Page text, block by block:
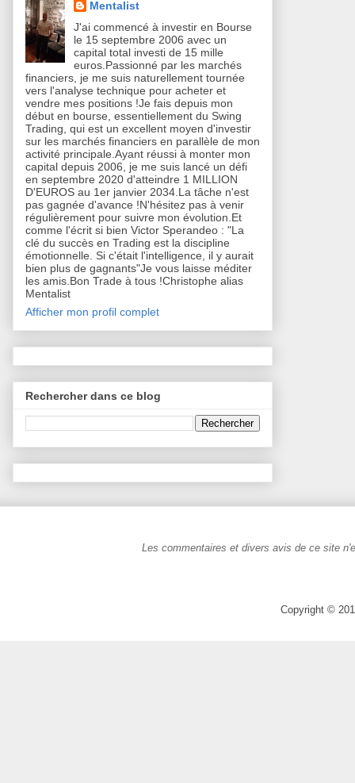
Mentalist
J'ai commencé à investir en Bourse
le 15 septembre 2006 avec un
capital total investi de 15 mille
euros.Passionné par les marchés
financiers, je me suis naturellement tournée
vers l'analyse technique pour acheter et
vendre mes positions !Je fais depuis mon
début en bourse, essentiellement du Swing
Trading, qui est un excellent moyen d'investir
sur les marchés financiers en parallèle de mon
activité principale.Ayant réussi à monter mon
capital depuis 2006, je me suis lancé un défi
en septembre 2020 d'atteindre 1 MILLION
D'EUROS au 1er janvier 2034.La tâche n'est
pas gagnée d'avance !N'hésitez pas à venir
régulièrement pour suivre mon évolution.Et
comme l'écrit si bien Victor Sperandeo : "La
clé du succès en Trading est la discipline
émotionnelle. Si c'était l'intelligence, il y aurait
bien plus de gagnants"Je vous laisse méditer
les amis.Bon Trade à tous !Christophe alias
Mentalist
Afficher mon profil complet
Rechercher dans ce blog
Les commentaires et divers avis de ce site
Copyright ©